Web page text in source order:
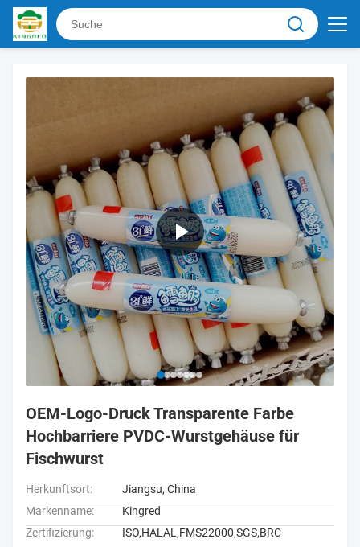
OEM-Logo-Druck Transparente Farbe
Hochbarriere PVDC-Wurstgehäuse für
Fischwurst
Herkunftsort:
Jiangsu, China
Markenname:
Kingred
Zertifizierung:
ISO,HALAL,FMS22000,SGS,BRC